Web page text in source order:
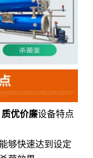
优价廉设备特点
够快速达到设定